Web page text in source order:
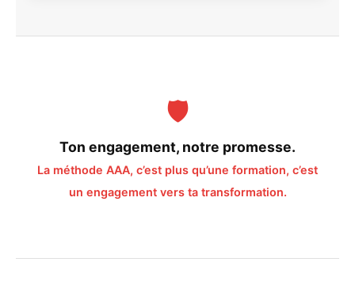
🛡️
Ton engagement, notre promesse.
La méthode AAA, c’est plus qu’une formation, c’est
un engagement vers ta transformation.